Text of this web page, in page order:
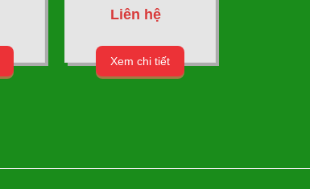
Liên hệ
Xem chi tiết